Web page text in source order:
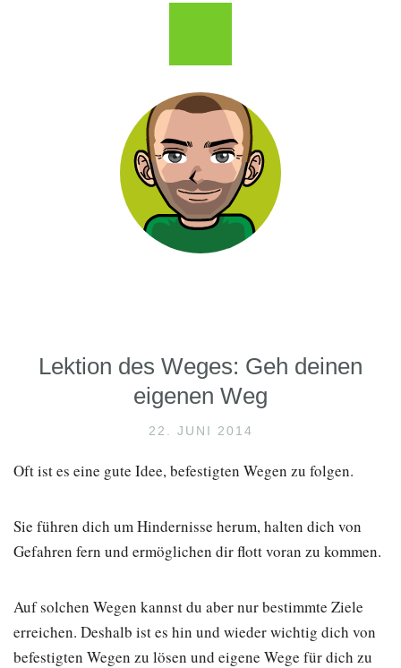
Lektion des Weges: Geh deinen
eigenen Weg
22. JUNI 2014
Oft ist es eine gute Idee, befestigten Wegen zu folgen.
Sie führen dich um Hindernisse herum, halten dich von
Gefahren fern und ermöglichen dir flott voran zu kommen.
Auf solchen Wegen kannst du aber nur bestimmte Ziele
erreichen. Deshalb ist es hin und wieder wichtig dich von
befestigten Wegen zu lösen und eigene Wege für dich zu